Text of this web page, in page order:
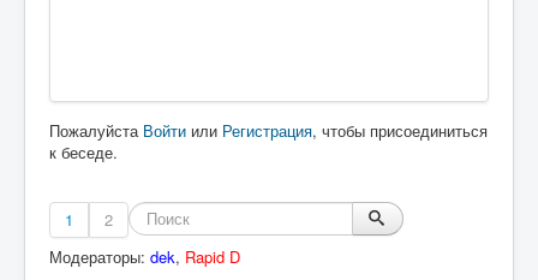
Пожалуйста Войти или Регистрация, чтобы присоединиться
к беседе.
1
2
Модераторы: dek, Rapid D